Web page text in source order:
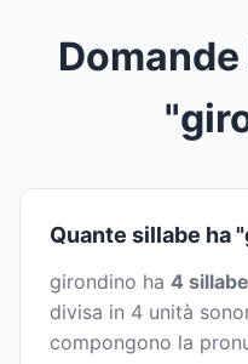
Quante sillabe ha
girondino ha 4 sillabe
divisa in 4 unità
compongono la